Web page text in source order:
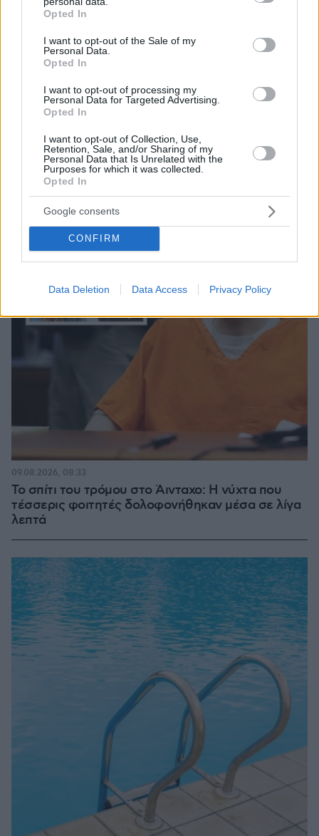
grant or deny consent to Google and its third-party tags to
use your data for below specified purposes in below Google
consent section.
Opted In
I want to opt-out of the Sale of my
Personal Data.
Opted In
I want to opt-out of processing my
Personal Data for Targeted Advertising.
Opted In
I want to opt-out of Collection, Use,
Retention, Sale, and/or Sharing of my
Personal Data that Is Unrelated with the
Purposes for which it was collected.
Opted In
Google consents
CONFIRM
Data Deletion Data Access Privacy Policy
ΗΠΑ: Εθισμένοι θεατές webcam αποκάλυψαν κύκλωμα
trafficking εμπνευσμένο από τον Andrew Tate
πριν 42 λεπτά
ΤΑ ΠΙΟ ΔΗΜΟΦΙΛΗ
Το σπίτι του τρόμου στο Άινταχο: Η νύχτα που
τέσσερις φοιτητές δολοφονήθηκαν μέσα σε λίγα
λεπτά
09.08.2026, 08:33